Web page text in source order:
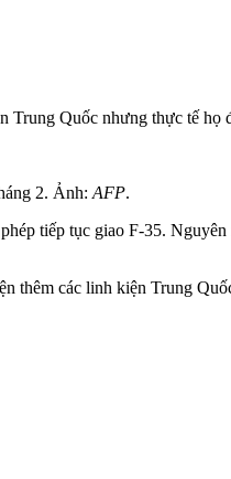
Quốc nhưng thực tế họ
2. Ảnh: AFP.
tiếp tục giao F-35.
thêm các linh kiện Trung